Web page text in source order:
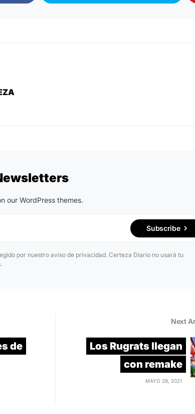
our WordPress themes.
Subscribe
por nuestro aviso de privacidad. Certeza Diario no usará tu
de
Next
Los Rugrats llegan
con remake
MAYO 28, 2021